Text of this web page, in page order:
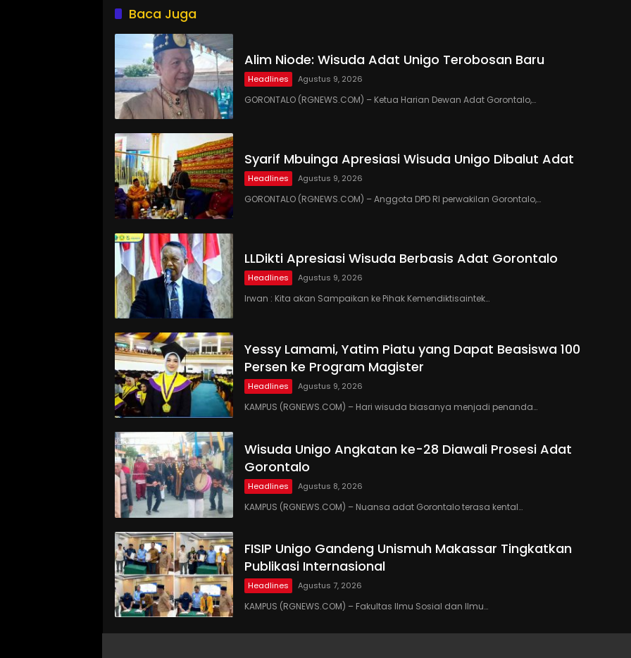
Baca Juga
Alim Niode: Wisuda Adat Unigo Terobosan Baru
Headlines Agustus 9, 2026
GORONTALO (RGNEWS.COM) – Ketua Harian Dewan Adat Gorontalo,…
Syarif Mbuinga Apresiasi Wisuda Unigo Dibalut Adat
Headlines Agustus 9, 2026
GORONTALO (RGNEWS.COM) – Anggota DPD RI perwakilan Gorontalo,…
LLDikti Apresiasi Wisuda Berbasis Adat Gorontalo
Headlines Agustus 9, 2026
Irwan : Kita akan Sampaikan ke Pihak Kemendiktisaintek…
Yessy Lamami, Yatim Piatu yang Dapat Beasiswa 100
Persen ke Program Magister
Headlines Agustus 9, 2026
KAMPUS (RGNEWS.COM) – Hari wisuda biasanya menjadi penanda…
Wisuda Unigo Angkatan ke-28 Diawali Prosesi Adat
Gorontalo
Headlines Agustus 8, 2026
KAMPUS (RGNEWS.COM) – Nuansa adat Gorontalo terasa kental…
FISIP Unigo Gandeng Unismuh Makassar Tingkatkan
Publikasi Internasional
Headlines Agustus 7, 2026
KAMPUS (RGNEWS.COM) – Fakultas Ilmu Sosial dan Ilmu…